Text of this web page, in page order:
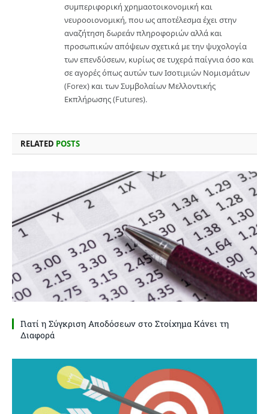
συμπεριφορική χρημαοτοικονομική και
νευροοιονομική, που ως αποτέλεσμα έχει στην
αναζήτηση δωρεάν πληροφοριών αλλά και
προσωπικών απόψεων σχετικά με την ψυχολογία
των επενδύσεων, κυρίως σε τυχερά παίγνια όσο και
σε αγορές όπως αυτών των Ισοτιμιών Νομισμάτων
(Forex) και των Συμβολαίων Μελλοντικής
Εκπλήρωσης (Futures).
RELATED POSTS
Γιατί η Σύγκριση Αποδόσεων στο Στοίχημα Κάνει τη
Διαφορά